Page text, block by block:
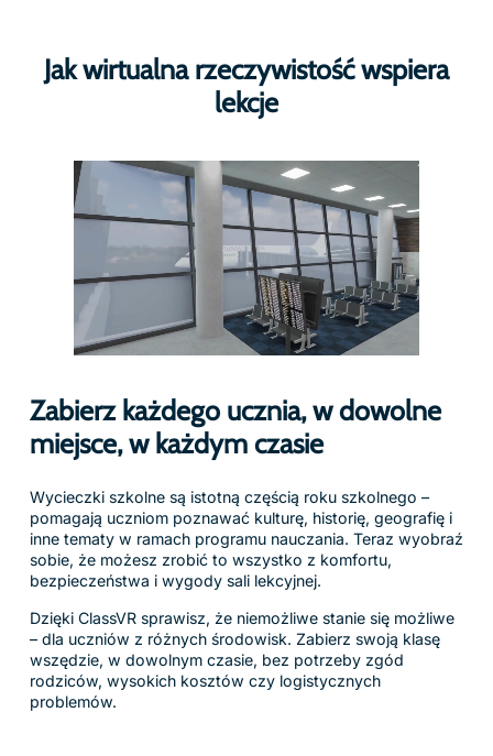
Jak wirtualna rzeczywistość wspiera
lekcje
Zabierz każdego ucznia, w dowolne
miejsce, w każdym czasie
Wycieczki szkolne są istotną częścią roku szkolnego –
pomagają uczniom poznawać kulturę, historię, geografię i
inne tematy w ramach programu nauczania. Teraz wyobraź
sobie, że możesz zrobić to wszystko z komfortu,
bezpieczeństwa i wygody sali lekcyjnej.
Dzięki ClassVR sprawisz, że niemożliwe stanie się możliwe
– dla uczniów z różnych środowisk. Zabierz swoją klasę
wszędzie, w dowolnym czasie, bez potrzeby zgód
rodziców, wysokich kosztów czy logistycznych
problemów.